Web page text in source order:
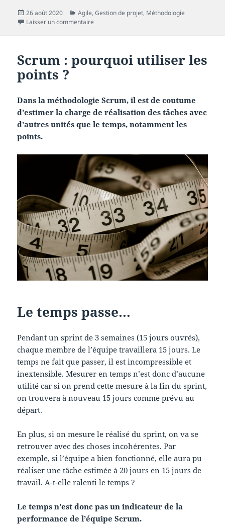
Publié
le
26 août 2020 Catégories
Agile,Gestion de projet, Méthodologie
Laisser un commentaire
Scrum : pourquoi utiliser les
points ?
Dans la méthodologie Scrum, il est de coutume
d’estimer la charge de réalisation des tâches avec
d’autres unités que le temps, notamment les
points.
Le temps passe…
Pendant un sprint de 3 semaines (15 jours ouvrés),
chaque membre de l’équipe travaillera 15 jours. Le
temps ne fait que passer, il est incompressible et
inextensible. Mesurer en temps n’est donc d’aucune
utilité car si on prend cette mesure à la fin du sprint,
on trouvera à nouveau 15 jours comme prévu au
départ.
En plus, si on mesure le réalisé du sprint, on va se
retrouver avec des choses incohérentes. Par
exemple, si l’équipe a bien fonctionné, elle aura pu
réaliser une tâche estimée à 20 jours en 15 jours de
travail. A-t-elle ralenti le temps ?
Le temps n’est donc pas un indicateur de la
performance de l’équipe Scrum.